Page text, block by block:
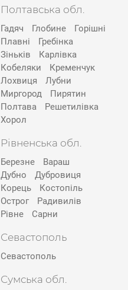
Полтавська обл.
Гадяч Глобине
Горішні
Плавні
Гребінка
Зіньків
Карлівка
Кобеляки
Кременчук
Лохвиця
Лубни
Миргород
Пирятин
Полтава
Решетилівка
Хорол
Рівненська обл.
Березне
Вараш
Дубно
Дубровиця
Корець
Костопіль
Острог
Радивилів
Рівне
Сарни
Севастополь
Севастополь
Сумська обл.